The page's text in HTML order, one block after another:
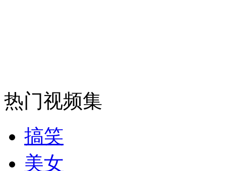
热门视频集
搞笑
美女